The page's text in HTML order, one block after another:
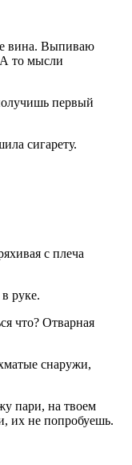
вина. Выпиваю
А то мысли
первый
сигарету.
с плеча
руке.
что? Отварная
снаружи,
пари, на твоем
их не попробуешь.